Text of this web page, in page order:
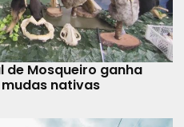
de Mosqueiro ganha
nativas